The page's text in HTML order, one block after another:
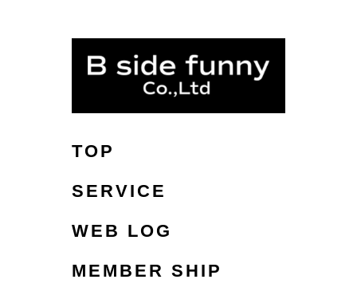
TOP
SERVICE
WEB LOG
MEMBER SHIP